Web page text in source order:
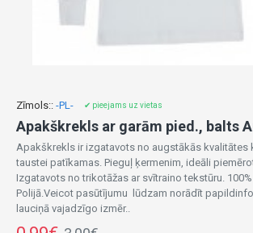
Zīmols:: -PL- ✔ pieejams uz vietas
Apakškrekls ar garām pied., balts
Apakškrekls ir izgatavots no augstākās kvalitātes
taustei patīkamas. Pieguļ ķermenim, ideāli
Izgatavots no trikotāžas ar svītraino tekstūru.
Polijā.Veicot pasūtījumu lūdzam norādīt
lauciņā vajadzīgo izmēr..